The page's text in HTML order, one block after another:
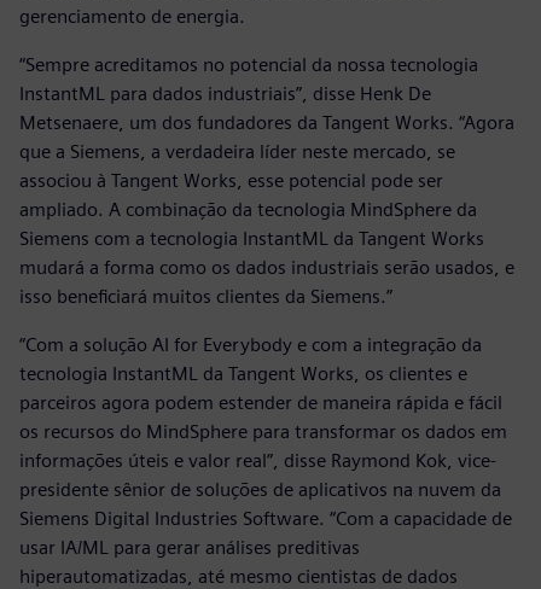
gerenciamento de energia.
“Sempre acreditamos no potencial da nossa tecnologia
InstantML para dados industriais”, disse Henk De
Metsenaere, um dos fundadores da Tangent Works. “Agora
que a Siemens, a verdadeira líder neste mercado, se
associou à Tangent Works, esse potencial pode ser
ampliado. A combinação da tecnologia MindSphere da
Siemens com a tecnologia InstantML da Tangent Works
mudará a forma como os dados industriais serão usados, e
isso beneficiará muitos clientes da Siemens.”
“Com a solução AI for Everybody e com a integração da
tecnologia InstantML da Tangent Works, os clientes e
parceiros agora podem estender de maneira rápida e fácil
os recursos do MindSphere para transformar os dados em
informações úteis e valor real”, disse Raymond Kok, vice-
presidente sênior de soluções de aplicativos na nuvem da
Siemens Digital Industries Software. “Com a capacidade de
usar IA/ML para gerar análises preditivas
hiperautomatizadas, até mesmo cientistas de dados